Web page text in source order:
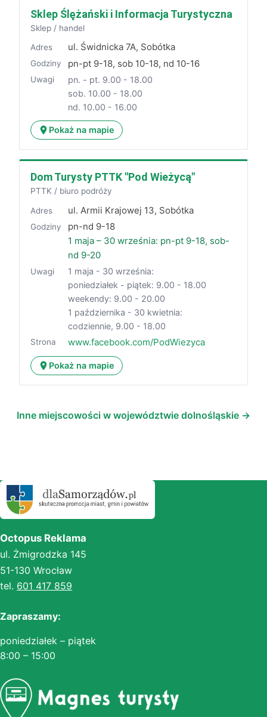
Sklep Ślężański i Informacja Turystyczna
Sklep / handel
Adres ul. Świdnicka 7A, Sobótka
Godziny pn-pt 9-18, sob 10-18, nd 10-16
Uwagi
pn. - pt. 9.00 - 18.00
sob. 10.00 - 18.00
nd. 10.00 - 16.00
Pokaż na mapie
Dom Turysty PTTK "Pod Wieżycą"
PTTK / biuro podróży
Adres ul. Armii Krajowej 13, Sobótka
Godziny
pn-nd 9-18
1 maja – 30 września: pn-pt 9-18, sob-
nd 9-20
Uwagi
1 maja - 30 września:
poniedziałek - piątek: 9.00 - 18.00
weekendy: 9.00 - 20.00
1 października - 30 kwietnia:
codziennie, 9.00 - 18.00
Strona www.facebook.com/PodWiezyca
Pokaż na mapie
Inne miejscowości w województwie dolnośląskie →
Octopus Reklama
ul. Żmigrodzka 145
51-130 Wrocław
tel. 601 417 859
Zapraszamy:
poniedziałek – piątek
8:00 – 15:00